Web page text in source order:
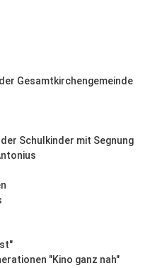
Gesamtkirchengemeinde
Schulkinder mit Segnung
"Kino ganz nah"